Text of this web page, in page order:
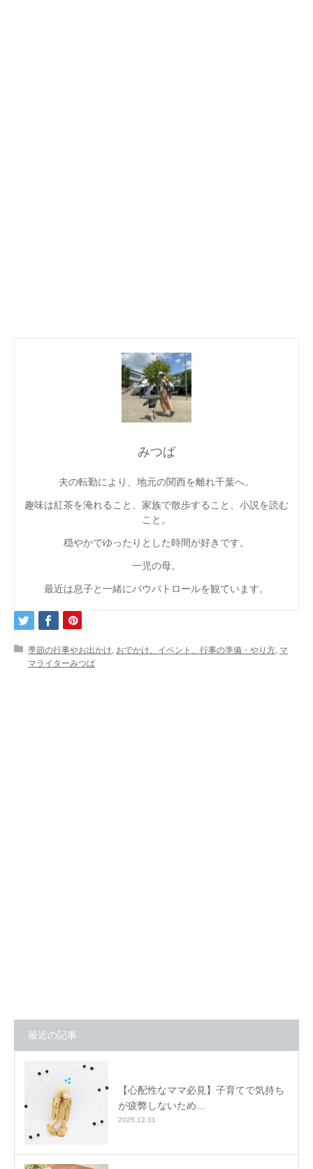
みつば
夫の転勤により、地元の関西を離れ千葉へ。
趣味は紅茶を淹れること、家族で散歩すること、小説を読む
こと。
穏やかでゆったりとした時間が好きです。
一児の母。
最近は息子と一緒にパウパトロールを観ています。
季節の行事やお出かけ, おでかけ、イベント、行事の準備・やり方, マ
マライターみつば
最近の記事
【心配性なママ必見】子育てで気持ち
が疲弊しないため…
2025.12.31